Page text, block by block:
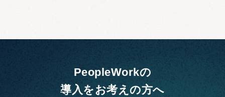
PeopleWorkの
導入をお考えの方へ